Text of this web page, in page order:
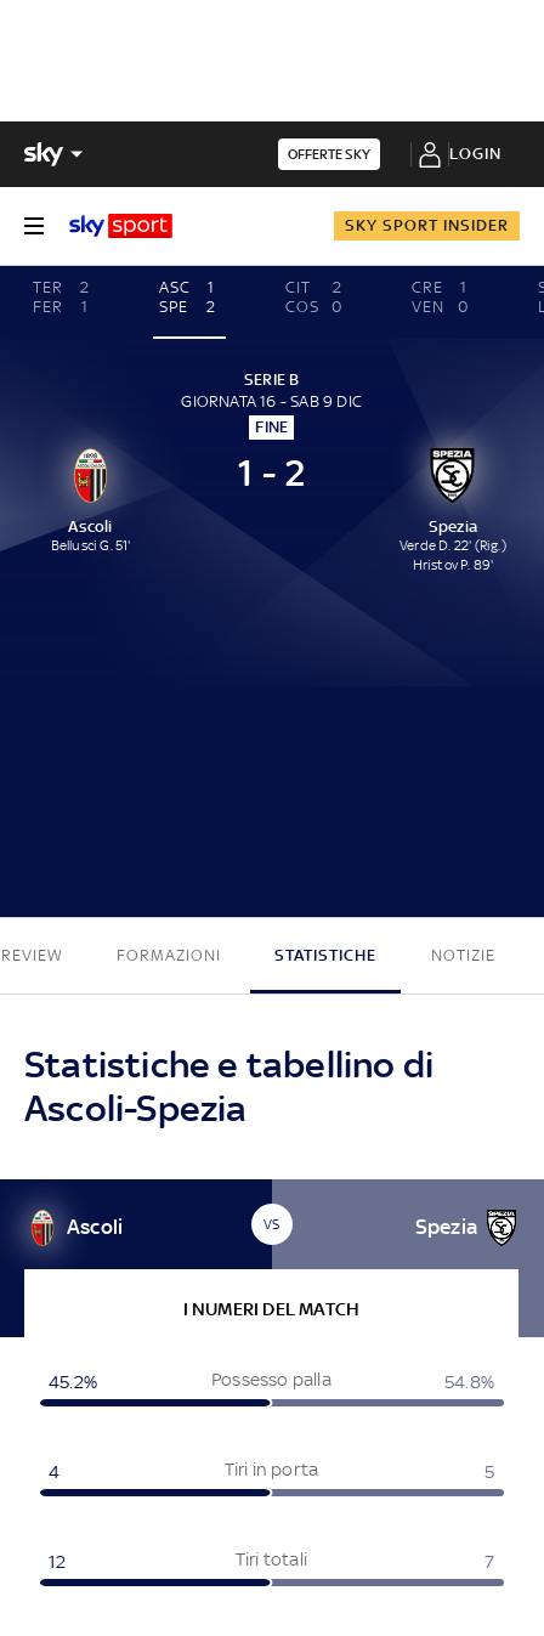
OFFERTE SKY LOGIN
SKY SPORT INSIDER
TER
2
FER
1
ASC
1
SPE
2
CIT
2
COS
0
CRE
1
VEN
0
SERIE B
GIORNATA 16 - SAB 9 DIC
FINE
Ascoli
Bellusci G. 51'
1 - 2
Spezia
Verde D. 22' (Rig.)
Hristov P. 89'
FORMAZIONI STATISTICHE NOTIZIE
Statistiche e tabellino di
Ascoli-Spezia
Ascoli VS Spezia
I NUMERI DEL MATCH
Possesso palla
45.2% 54.8%
Tiri in porta
4 5
Tiri totali
12 7